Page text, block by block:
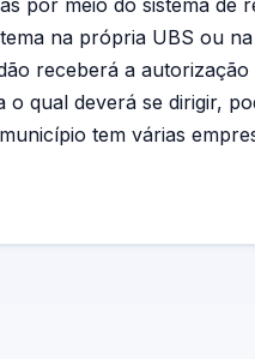
por meio do sistema de
na própria UBS ou
receberá a autorização
qual deverá se dirigir,
tem várias